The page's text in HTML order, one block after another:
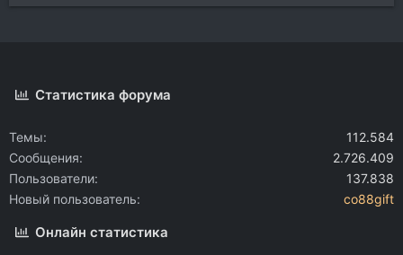
Статистика форума
Темы
112.584
Сообщения
2.726.409
Пользователи
137.838
Новый пользователь
co88gift
Онлайн статистика